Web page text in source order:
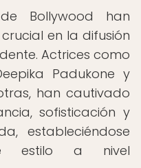
Bollywood han
en la difusión
Actrices como
Padukone y
han cautivado
sofisticación y
estableciéndose
estilo a nivel